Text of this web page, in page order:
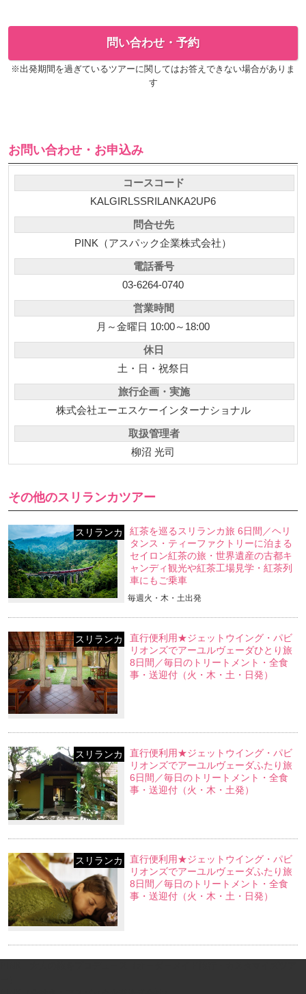
問い合わせ・予約
※出発期間を過ぎているツアーに関してはお答えできない場合がありま
お問い合わせ・お申込み
コースコード
KALGIRLSSRILANKA2UP6
問合せ先
PINK（アスパック企業株式会社）
電話番号
03-6264-0740
営業時間
月～金曜日 10:00～18:00
休日
土・日・祝祭日
旅行企画・実施
株式会社エーエスケーインターナショナル
取扱管理者
柳沼 光司
その他のスリランカツアー
スリランカ
紅茶を巡るスリランカ旅 6日間／ヘリ
タンス・ティーファクトリーに泊まる
セイロン紅茶の旅・世界遺産の古都キ
ャンディ観光や紅茶工場見学・紅茶列
車にもご乗車
スリランカ
直行便利用★ジェットウイング・パビ
リオンズでアーユルヴェーダひとり旅
8日間／毎日のトリートメント・全食
スリランカ
直行便利用★ジェットウイング・パビ
リオンズでアーユルヴェーダふたり旅
6日間／毎日のトリートメント・全食
スリランカ
直行便利用★ジェットウイング・パビ
リオンズでアーユルヴェーダふたり旅
8日間／毎日のトリートメント・全食